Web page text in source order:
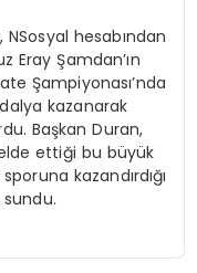
hesabından
Eray Şamdan’ın
Şampiyonası’nda
kazanarak
Başkan Duran,
ettiği bu büyük
kazandırdığı